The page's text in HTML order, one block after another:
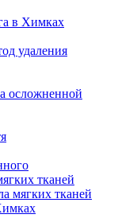
в Химках
удаления
осложненной
тканей
мягких тканей